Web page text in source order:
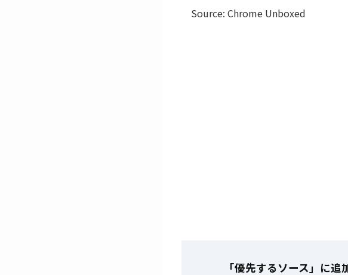
Source: Chrome Unboxed
「優先するソース」に